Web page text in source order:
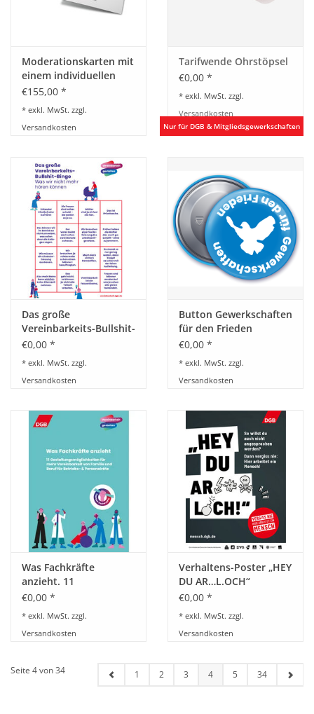
Moderationskarten mit
einem individuellen
Logo
€155,00 *
* exkl. MwSt. zzgl.
Versandkosten
Tarifwende Ohrstöpsel
€0,00 *
* exkl. MwSt. zzgl.
Versandkosten
Das große
Vereinbarkeits-Bullshit-
Bingo
€0,00 *
* exkl. MwSt. zzgl.
Versandkosten
Button Gewerkschaften
für den Frieden
€0,00 *
* exkl. MwSt. zzgl.
Versandkosten
Was Fachkräfte
anzieht. 11
Gestaltungsmöglichkeiten
von Familie und Beruf
für Betriebs- und
€0,00 *
* exkl. MwSt. zzgl.
Versandkosten
Verhaltens-Poster „HEY
DU AR…L.OCH“
€0,00 *
* exkl. MwSt. zzgl.
Versandkosten
Seite 4 von 34 1 2 3 4 5 34